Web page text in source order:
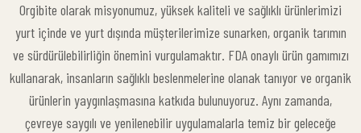
Orgibite olarak misyonumuz, yüksek kaliteli ve sağlıklı ürünlerimizi
yurt içinde ve yurt dışında müşterilerimize sunarken, organik tarımın
ve sürdürülebilirliğin önemini vurgulamaktır. FDA onaylı ürün gamımızı
kullanarak, insanların sağlıklı beslenmelerine olanak tanıyor ve organik
ürünlerin yaygınlaşmasına katkıda bulunuyoruz. Aynı zamanda,
çevreye saygılı ve yenilenebilir uygulamalarla temiz bir geleceğe